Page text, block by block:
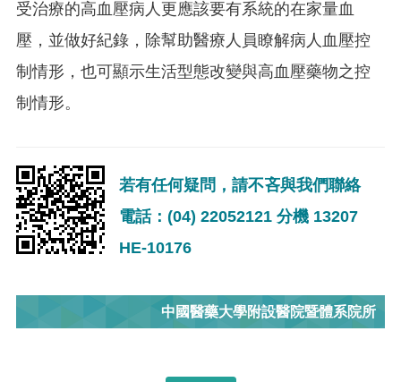
受治療的高血壓病人更應該要有系統的在家量血
壓，並做好紀錄，除幫助醫療人員瞭解病人血壓控
制情形，也可顯示生活型態改變與高血壓藥物之控
制情形。
若有任何疑問，請不吝與我們聯絡
電話：(04) 22052121 分機 13207
HE-10176
中國醫藥大學附設醫院暨體系院所